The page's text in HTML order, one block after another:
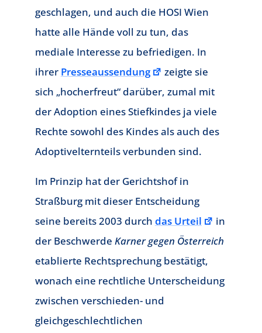
geschlagen, und auch die HOSI Wien
hatte alle Hände voll zu tun, das
mediale Interesse zu befriedigen. In
ihrer Presseaussendung
zeigte sie
sich „hocherfreut“ darüber, zumal mit
der Adoption eines Stiefkindes ja viele
Rechte sowohl des Kindes als auch des
Adoptivelternteils verbunden sind.
Im Prinzip hat der Gerichtshof in
Straßburg mit dieser Entscheidung
seine bereits 2003 durch das Urteil
in
der Beschwerde Karner gegen Österreich
etablierte Rechtsprechung bestätigt,
wonach eine rechtliche Unterscheidung
zwischen verschieden- und
gleichgeschlechtlichen